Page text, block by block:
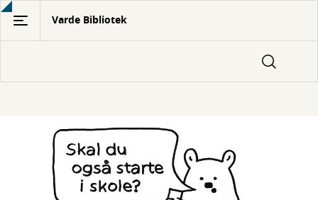
Gå
hovedindhold
Varde Bibliotek